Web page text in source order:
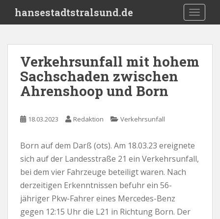
i
hansestadtstralsund.de
Verkehrsunfall mit hohem
Sachschaden zwischen
Ahrenshoop und Born
18.03.2023 Redaktion Verkehrsunfall
Born auf dem Darß (ots). Am 18.03.23 ereignete
sich auf der Landesstraße 21 ein Verkehrsunfall,
bei dem vier Fahrzeuge beteiligt waren. Nach
derzeitigen Erkenntnissen befuhr ein 56-
jähriger Pkw-Fahrer eines Mercedes-Benz
gegen 12:15 Uhr die L21 in Richtung Born. Der